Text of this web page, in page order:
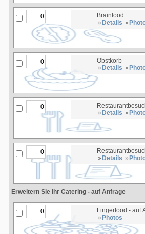
Brainfood
Details
Obstkorb
Details
Details
Details
Erweitern Sie ihr Catering - auf Anfrage
Fingerfood - auf
Photos